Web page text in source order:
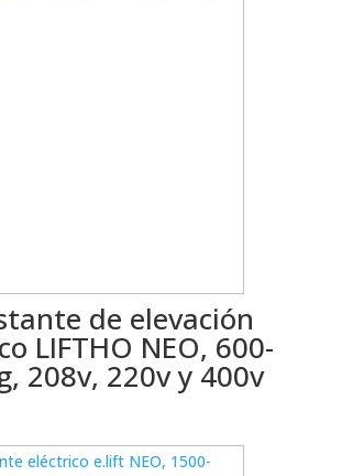
de elevación
LIFTHO NEO, 600-
208v, 220v y 400v